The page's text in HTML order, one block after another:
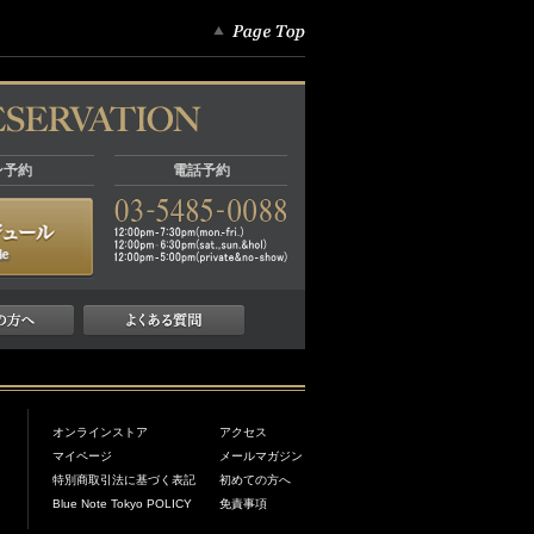
予約 電話予約
オンラインストア
マイページ
特別商取引法に基づく表記
Blue Note Tokyo POLICY
アクセス
メールマガジン
初めての方へ
免責事項